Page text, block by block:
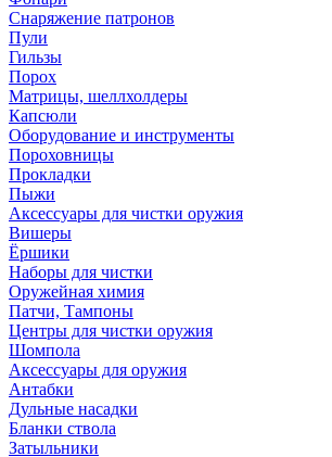
Снаряжение патронов
Пули
Гильзы
Порох
Матрицы, шеллхолдеры
Капсюли
Оборудование и инструменты
Пороховницы
Прокладки
Пыжи
Аксессуары для чистки оружия
Вишеры
Ёршики
Наборы для чистки
Оружейная химия
Патчи, Тампоны
Центры для чистки оружия
Шомпола
Аксессуары для оружия
Антабки
Дульные насадки
Бланки ствола
Затыльники